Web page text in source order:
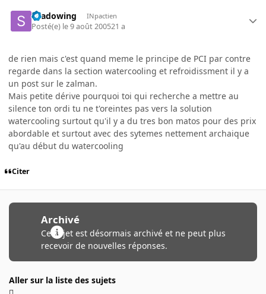
shadowing INpactien
Posté(e) le 9 août 200521 a
de rien mais c'est quand meme le principe de PCI par contre
regarde dans la section watercooling et refroidissment il y a
un post sur le zalman.
Mais petite dérive pourquoi toi qui recherche a mettre au
silence ton ordi tu ne t'oreintes pas vers la solution
watercooling surtout qu'il y a du tres bon matos pour des prix
abordable et surtout avec des sytemes nettement archaique
qu'au début du watercooling
Citer
Archivé
Ce sujet est désormais archivé et ne peut plus
recevoir de nouvelles réponses.
Aller sur la liste des sujets